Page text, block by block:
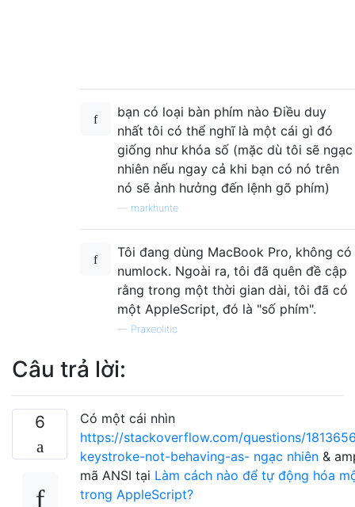
bạn có loại bàn phím nào Điều duy
nhất tôi có thể nghĩ là một cái gì đó
giống như khóa số (mặc dù tôi sẽ ngạc
nhiên nếu ngay cả khi bạn có nó trên
nó sẽ ảnh hưởng đến lệnh gõ phím)
markhunte
Tôi đang dùng MacBook Pro, không có
numlock. Ngoài ra, tôi đã quên đề cập
rằng trong một thời gian dài, tôi đã có
một AppleScript, đó là "số phím".
— Praxeolitic
Câu trả lời:
6
Có một cái nhìn
https://stackoverflow.com/questions/
keystroke-not-behaving-as- ngạc nhiên &
mã ANSI tại Làm cách nào để tự động hóa
trong AppleScript?